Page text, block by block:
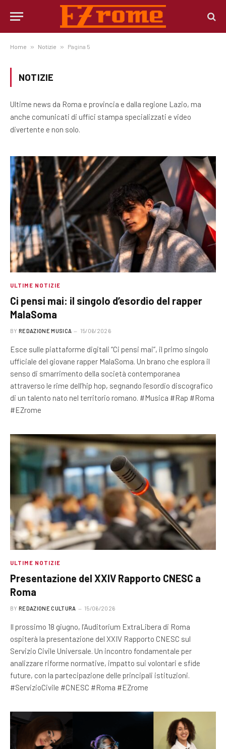
Home » Notizie » Pagina 5
NOTIZIE
Ultime news da Roma e provincia e dalla regione Lazio, ma
anche comunicati di uffici stampa specializzati e video
divertente e non solo.
ULTIME NOTIZIE
Ci pensi mai: il singolo d’esordio del rapper
MalaSoma
BY REDAZIONE MUSICA 15/06/2026
Esce sulle piattaforme digitali “Ci pensi mai”, il primo singolo
ufficiale del giovane rapper MalaSoma. Un brano che esplora il
senso di smarrimento della società contemporanea
attraverso le rime dell’hip hop, segnando l’esordio discografico
di un talento nato nel territorio romano. #Musica #Rap #Roma
#EZrome
ULTIME NOTIZIE
Presentazione del XXIV Rapporto CNESC a
Roma
BY REDAZIONE CULTURA 15/06/2026
Il prossimo 18 giugno, l’Auditorium ExtraLibera di Roma
ospiterà la presentazione del XXIV Rapporto CNESC sul
Servizio Civile Universale. Un incontro fondamentale per
analizzare riforme normative, impatto sui volontari e sfide
future, con la partecipazione delle principali istituzioni.
#ServizioCivile #CNESC #Roma #EZrome